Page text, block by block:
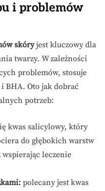
i problemów
skóryjest kluczowy dla
twarzy. W zależności
problemów, stosuje
BHA. Oto jak dobrać
potrzeb:
kwas salicylowy, który
do głębokich warstw
leczenie
polecany jest kwas